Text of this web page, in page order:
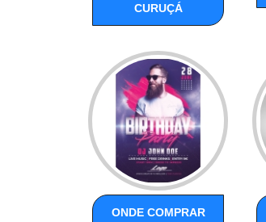
CURUÇÁ
ONDE COMPRAR